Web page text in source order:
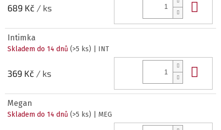
689 Kč / ks
Intimka
Skladem do 14 dnů (>5 ks) | INT
369 Kč / ks
Megan
Skladem do 14 dnů (>5 ks) | MEG